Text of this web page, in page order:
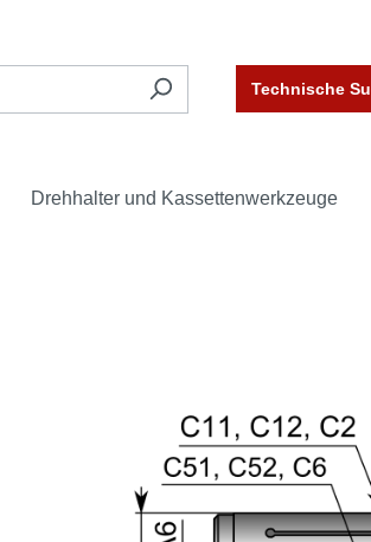
Technische
Drehhalter und Kassettenwerkzeuge